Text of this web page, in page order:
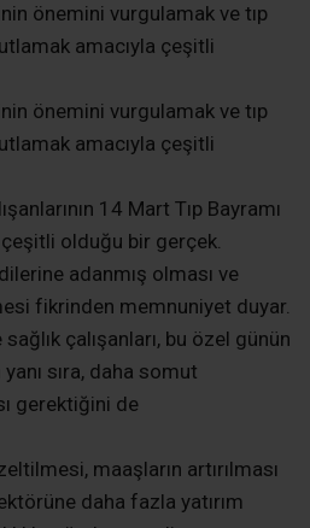
önemini vurgulamak ve tıp
amacıyla çeşitli
önemini vurgulamak ve tıp
amacıyla çeşitli
14 Mart Tıp Bayramı
çeşitli olduğu bir gerçek.
adanmış olması ve
fikrinden memnuniyet duyar.
çalışanları, bu özel günün
sıra, daha somut
gerektiğini de
maaşların artırılması
daha fazla yatırım